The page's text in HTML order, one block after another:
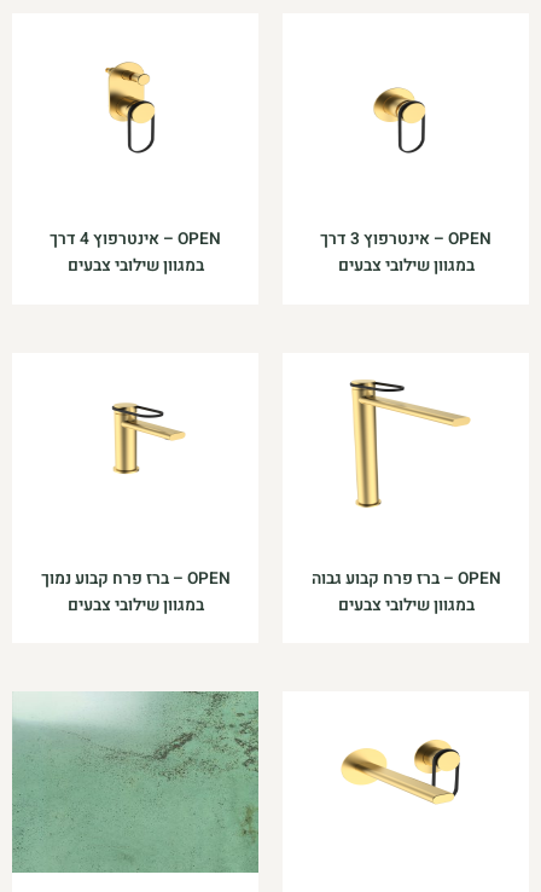
OPEN – אינטרפוץ 3 דרך
במגוון שילובי צבעים
OPEN – אינטרפוץ 4 דרך
במגוון שילובי צבעים
OPEN – ברז פרח קבוע גבוה
במגוון שילובי צבעים
OPEN – ברז פרח קבוע נמוך
במגוון שילובי צבעים